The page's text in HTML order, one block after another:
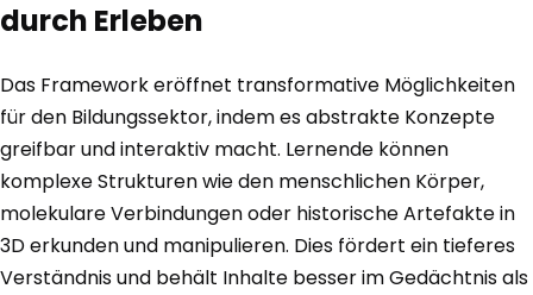
durch Erleben
Das Framework eröffnet transformative Möglichkeiten
für den Bildungssektor, indem es abstrakte Konzepte
greifbar und interaktiv macht. Lernende können
komplexe Strukturen wie den menschlichen Körper,
molekulare Verbindungen oder historische Artefakte in
3D erkunden und manipulieren. Dies fördert ein tieferes
Verständnis und behält Inhalte besser im Gedächtnis als